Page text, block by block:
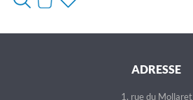
ADRESSE
1, rue du Mollaret